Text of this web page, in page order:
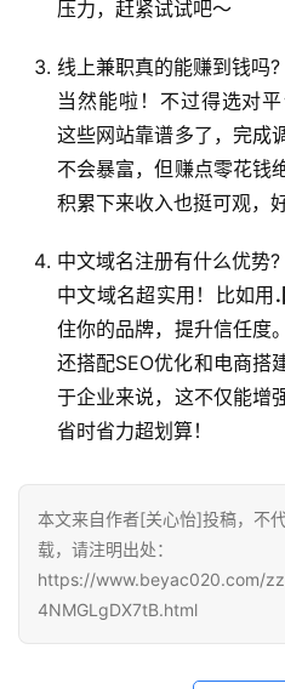
娱
压力，赶紧试试吧～
线上兼职真的能赚到钱吗?
当然能啦！不过得选对
这些网站靠谱多了，完成
不会暴富，但赚点零花钱
积累下来收入也挺可观，
中文域名注册有什么优势?
中文域名超实用！比如用
住你的品牌，提升信任度
还搭配SEO优化和电商搭
于企业来说，这不仅能增
省时省力超划算！
本文来自作者[关心怡]投稿，不
载，请注明出处：
https://www.beyac020.com/
4NMGLgDX7tB.html